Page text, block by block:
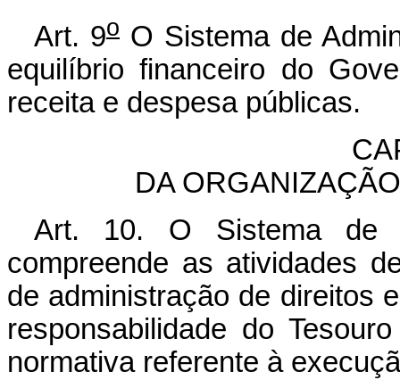
Art. 9o O Sistema de
equilíbrio financeiro do
receita e despesa públicas.
DA
Art. 10. O Sistema de
compreende as atividades
de administração de direitos
responsabilidade do
normativa referente à